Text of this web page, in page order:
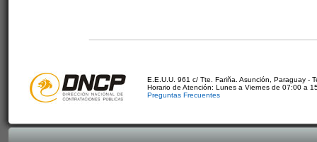
E.E.U.U. 961 c/ Tte. Fariña. Asunción, Paraguay -
Horario de Atención: Lunes a Viernes de 07:00 a
Preguntas Frecuentes